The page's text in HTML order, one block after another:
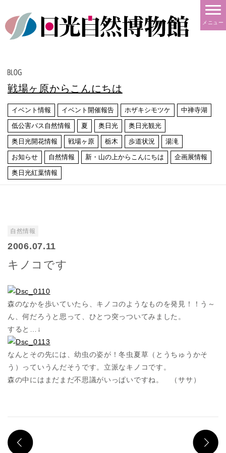
メニュー
戦場ヶ原からこんにちは
イベント情報 イベント開催報告 ホザキシモツケ 中禅寺湖
低公害バス自然情報 夏 奥日光 奥日光観光
奥日光開花情報 戦場ヶ原 栃木 歩道状況 湯滝
お知らせ 自然情報 新・山の上からこんにちは 企画展情報
奥日光紅葉情報
自然情報
2006.07.11
キノコです
森のなかを歩いていたら、キノコのようなものを発見！！う～
ん、何だろうと思って、ひとつ突っついてみました。
すると…↓
なんとその先には、幼虫の姿が！冬虫夏草（とうちゅうかそ
う）っていうんだそうです。立派なキノコです。
森の中にはまだまだ不思議がいっぱいですね。 （ササ）